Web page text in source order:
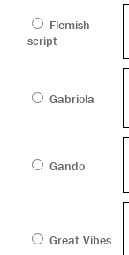
Flemish
script
Gabriola
Gando
Great Vibes